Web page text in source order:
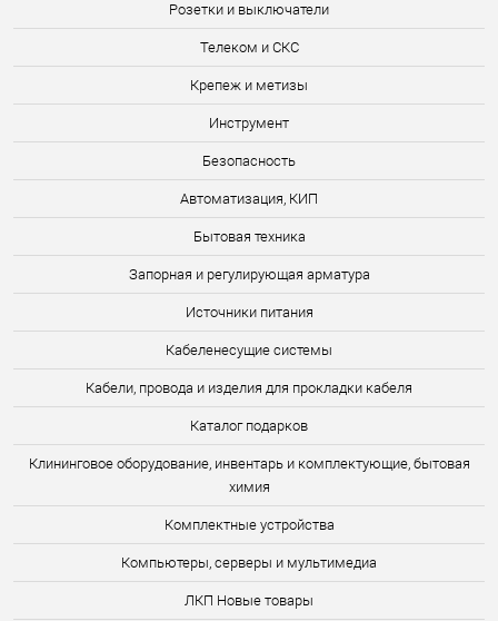
Розетки и выключатели
Телеком и СКС
Крепеж и метизы
Инструмент
Безопасность
Автоматизация, КИП
Бытовая техника
Запорная и регулирующая арматура
Источники питания
Кабеленесущие системы
Кабели, провода и изделия для прокладки кабеля
Каталог подарков
Клининговое оборудование, инвентарь и комплектующие, бытовая
химия
Комплектные устройства
Компьютеры, серверы и мультимедиа
ЛКП Новые товары